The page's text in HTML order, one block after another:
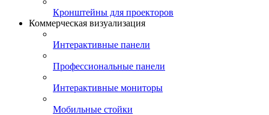
Кронштейны для проекторов
Коммерческая визуализация
Интерактивные панели
Профессиональные панели
Интерактивные мониторы
Мобильные стойки